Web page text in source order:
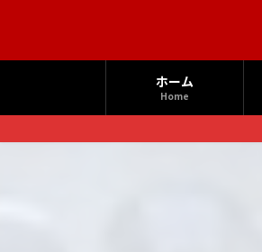
へ
ス
ョ
ン
ホーム
Home